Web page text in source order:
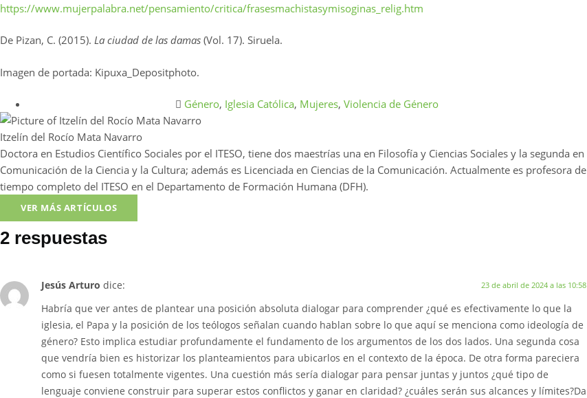
https://www.mujerpalabra.net/pensamiento/critica/frasesmachistasymisoginas_relig.htm
De Pizan, C. (2015). La ciudad de las damas (Vol. 17). Siruela.
Imagen de portada: Kipuxa_Depositphoto.
Género, Iglesia Católica, Mujeres,Violencia de Género
Itzelín del Rocío Mata Navarro
Doctora en Estudios Científico Sociales por el ITESO, tiene dos maestrías una en Filosofía y Ciencias Sociales y la segunda en
Comunicación de la Ciencia y la Cultura; además es Licenciada en Ciencias de la Comunicación. Actualmente es profesora de
tiempo completo del ITESO en el Departamento de Formación Humana (DFH).
VER MÁS ARTÍCULOS
2 respuestas
Jesús Arturo dice: 23 de abril de 2024 a las 10:58
Habría que ver antes de plantear una posición absoluta dialogar para comprender ¿qué es efectivamente lo que la
iglesia, el Papa y la posición de los teólogos señalan cuando hablan sobre lo que aquí se menciona como ideología de
género? Esto implica estudiar profundamente el fundamento de los argumentos de los dos lados. Una segunda cosa
que vendría bien es historizar los planteamientos para ubicarlos en el contexto de la época. De otra forma pareciera
como si fuesen totalmente vigentes. Una cuestión más sería dialogar para pensar juntas y juntos ¿qué tipo de
lenguaje conviene construir para superar estos conflictos y ganar en claridad? ¿cuáles serán sus alcances y límites?Da